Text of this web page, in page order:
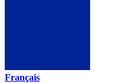
Français